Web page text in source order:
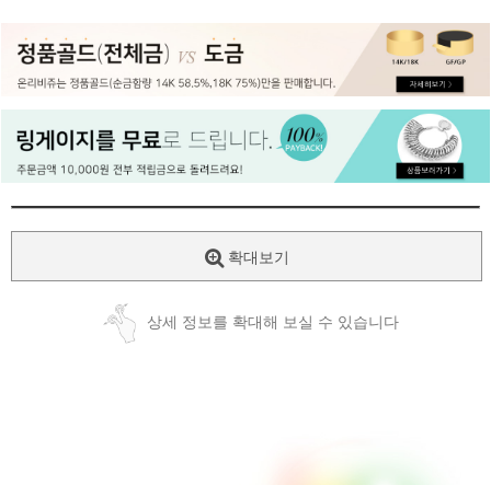
페이코 ID로
PAYCO 바로
확대보기
상세 정보를 확대해 보실 수 있습니다